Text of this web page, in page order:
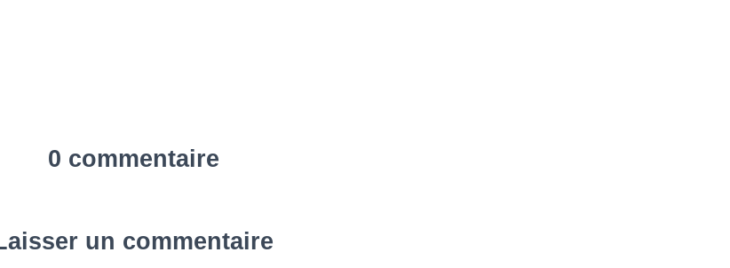
0 commentaire
un commentaire